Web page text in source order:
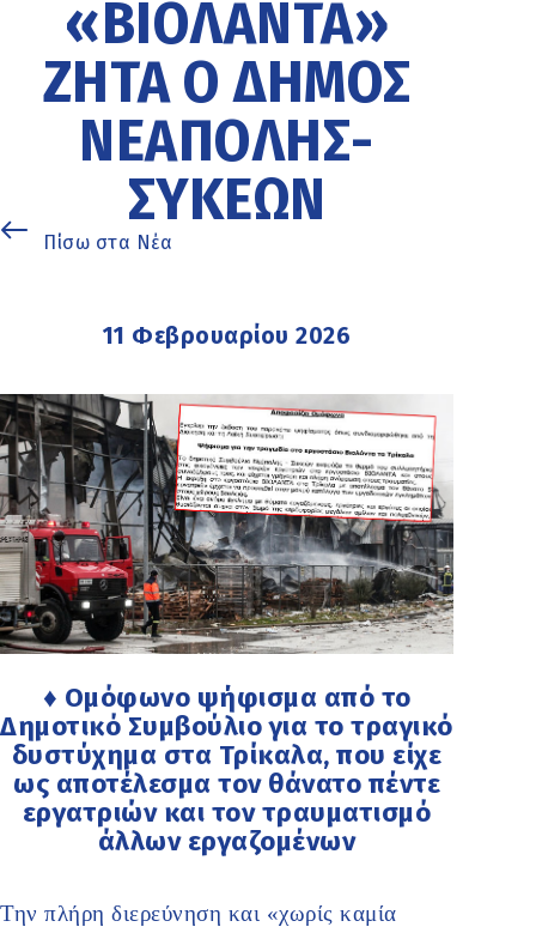
«ΒΙΟΛΑΝΤΑ»
ΖΗΤΆ Ο ΔΉΜΟΣ
ΝΕΆΠΟΛΗΣ-
ΣΥΚΕΏΝ
Πίσω στα Νέα
11 Φεβρουαρίου 2026
♦ Ομόφωνο ψήφισμα από το
Δημοτικό Συμβούλιο για το τραγικό
δυστύχημα στα Τρίκαλα, που είχε
ως αποτέλεσμα τον θάνατο πέντε
εργατριών και τον τραυματισμό
άλλων εργαζομένων
Την πλήρη διερεύνηση και «χωρίς καμία